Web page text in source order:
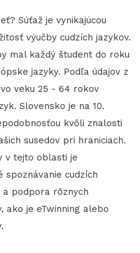
Súťaž je vynikajúcou
výučby cudzích jazykov.
mal každý študent do roku
jazyky. Podľa údajov z
veku 25 - 64 rokov
Slovensko je na 10.
kvôli znalosti
susedov pri hraniciach.
v tejto oblasti je
cudzích
a podpora rôznych
ako je eTwinning alebo